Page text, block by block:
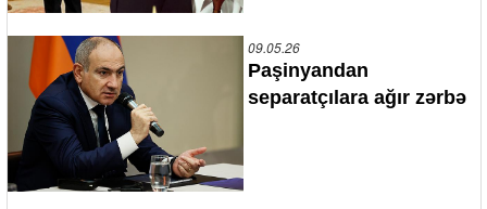
09.05.26
Paşinyandan
separatçılara ağır zərbə